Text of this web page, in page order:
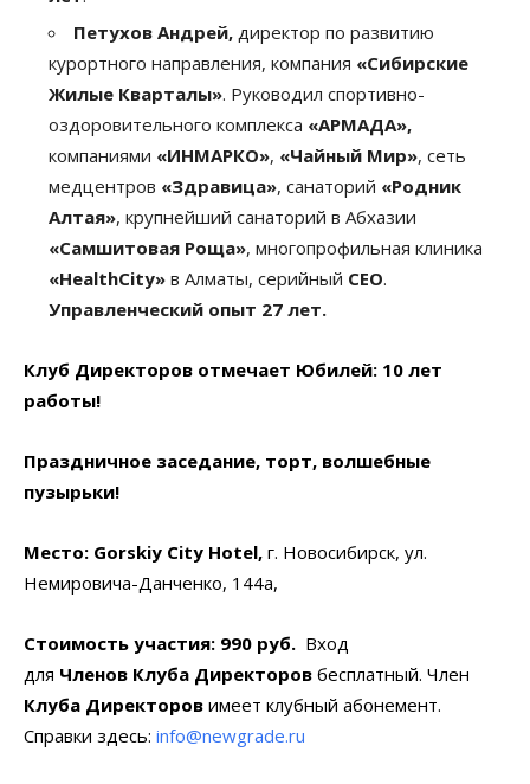
Петухов Андрей, директор по развитию
курортного направления, компания «Сибирские
Жилые Кварталы». Руководил спортивно-
оздоровительного комплекса «АРМАДА»,
компаниями «ИНМАРКО», «Чайный Мир», сеть
медцентров «Здравица», санаторий «Родник
Алтая», крупнейший санаторий в Абхазии
«Самшитовая Роща», многопрофильная клиника
«HealthCity» в Алматы, серийный CEO.
Управленческий опыт 27 лет.
Клуб Директоров отмечает Юбилей: 10 лет
работы!
Праздничное заседание, торт, волшебные
пузырьки!
Место: Gorskiy City Hotel, г. Новосибирск, ул.
Немировича-Данченко, 144а,
Стоимость участия: 990 руб. Вход
для Членов Клуба Директоров бесплатный. Член
Клуба Директоров имеет клубный абонемент.
Справки здесь: info@newgrade.ru